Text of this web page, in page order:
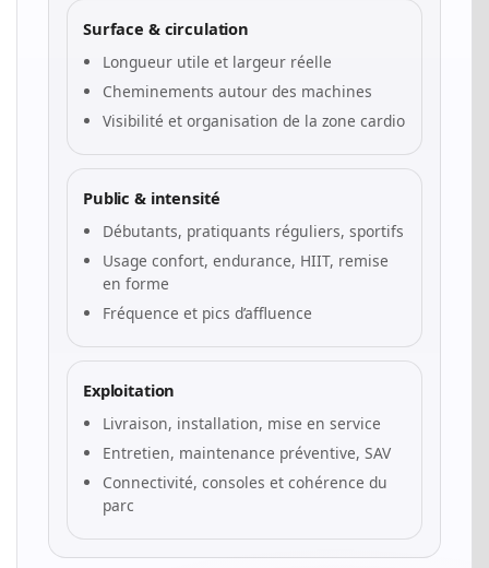
Surface & circulation
Longueur utile et largeur réelle
Cheminements autour des machines
Visibilité et organisation de la zone cardio
Public & intensité
Débutants, pratiquants réguliers, sportifs
Usage confort, endurance, HIIT, remise
en forme
Fréquence et pics d’affluence
Exploitation
Livraison, installation, mise en service
Entretien, maintenance préventive, SAV
Connectivité, consoles et cohérence du
parc